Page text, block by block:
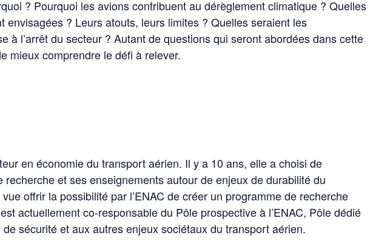
? Pourquoi les avions contribuent au dérèglement climatique ? Quelles
envisagées ? Leurs atouts, leurs limites ? Quelles seraient les
à l’arrêt du secteur ? Autant de questions qui seront abordées dans cette
mieux comprendre le défi à relever.
en économie du transport aérien. Il y a 10 ans, elle a choisi de
recherche et ses enseignements autour de enjeux de durabilité du
offrir la possibilité par l’ENAC de créer un programme de recherche
actuellement co-responsable du Pôle prospective à l’ENAC, Pôle dédié
sécurité et aux autres enjeux sociétaux du transport aérien.